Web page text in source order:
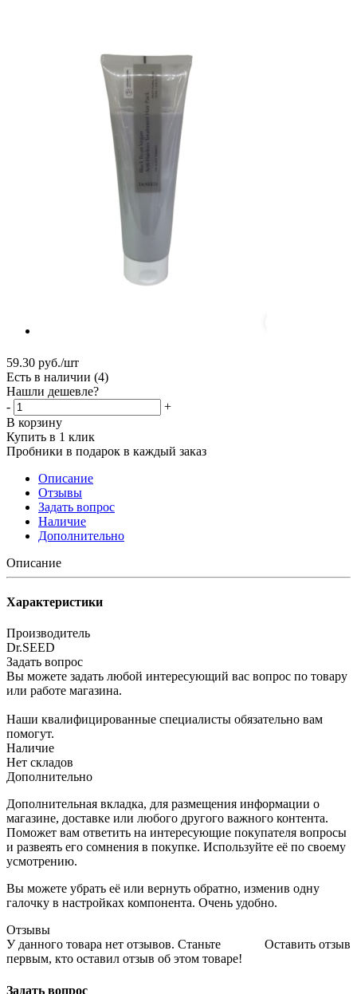
59.30 руб./шт
Есть в наличии (4)
Нашли дешевле?
-
+
В корзину
Купить в 1 клик
Пробники в подарок в каждый заказ
Описание
Отзывы
Задать вопрос
Наличие
Дополнительно
Описание
Характеристики
Производитель
Dr.SEED
Задать вопрос
Вы можете задать любой интересующий вас вопрос по товару
или работе магазина.
Наши квалифицированные специалисты обязательно вам
помогут.
Наличие
Нет складов
Дополнительно
Дополнительная вкладка, для размещения информации о
магазине, доставке или любого другого важного контента.
Поможет вам ответить на интересующие покупателя вопросы
и развеять его сомнения в покупке. Используйте её по своему
усмотрению.
Вы можете убрать её или вернуть обратно, изменив одну
галочку в настройках компонента. Очень удобно.
Отзывы
Оставить отзыв
У данного товара нет отзывов. Станьте
первым, кто оставил отзыв об этом товаре!
Задать вопрос